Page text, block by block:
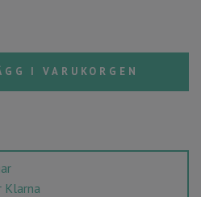
I VARUKORGEN
Klarna